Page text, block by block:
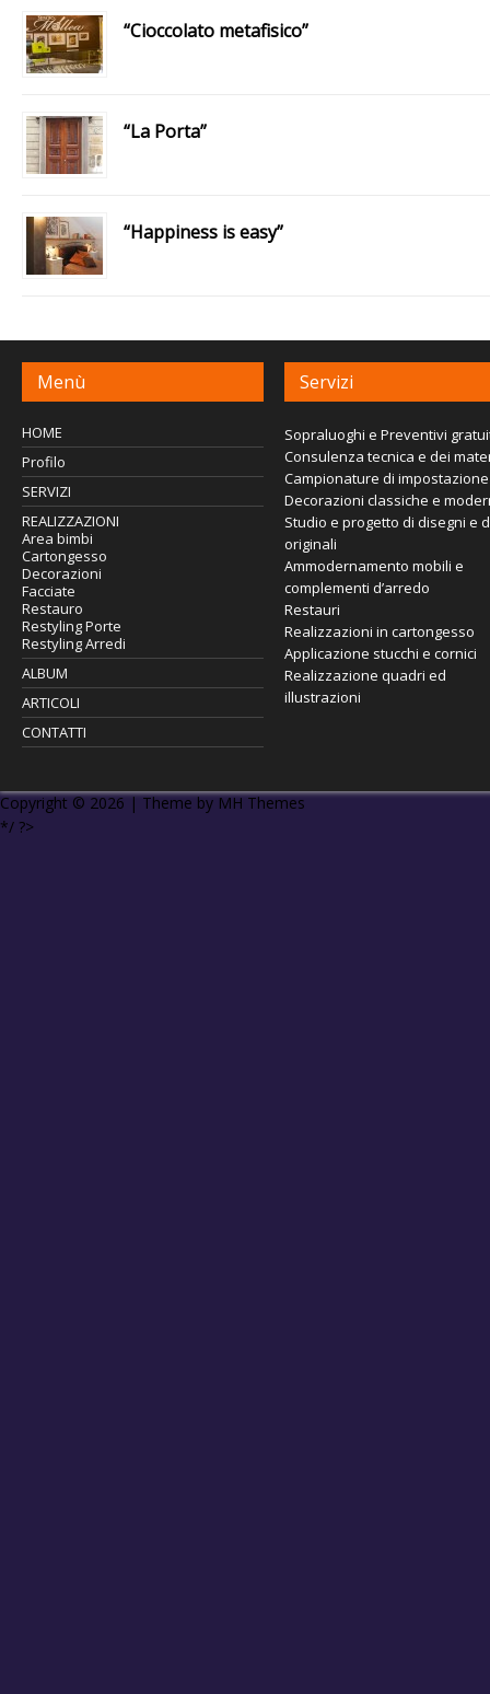
“Cioccolato metafisico”
“La Porta”
“Happiness is easy”
Menù
HOME
Profilo
SERVIZI
REALIZZAZIONI
Area bimbi
Cartongesso
Decorazioni
Facciate
Restauro
Restyling Porte
Restyling Arredi
ALBUM
ARTICOLI
CONTATTI
Servizi
Sopraluoghi e Preventivi
Consulenza tecnica e dei
Campionature di impostazione
Decorazioni classiche e
Studio e progetto di disegni e
originali
Ammodernamento mobili e
complementi d’arredo
Restauri
Realizzazioni in cartongesso
Applicazione stucchi e cornici
Realizzazione quadri ed
illustrazioni
Copyright © 2026 | Theme by MH Themes
*/ ?>